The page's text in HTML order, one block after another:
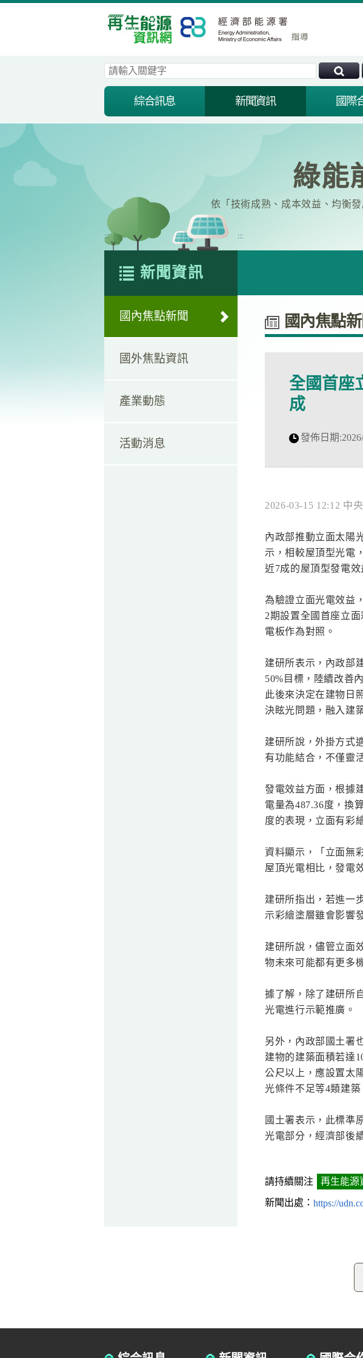
跳
綜合訊息 新聞資訊 國際
綠能
依「技術成熟、成本效益、均衡
:::
新聞資訊
國內焦點新聞
國外焦點資訊
產業動態
活動消息
:::
國內焦點
全國首座
成
發佈日期:
2026-03-15 12:12 中
內政部推動立面太陽
示，相較屋頂型光電
近7成的屋頂型發電效
為驗證立面光電效益
2期設置全國首座立
電板作為對照。
建研所表示，內政部
50%目標，陸續改善
此後來決定在建物日
決眩光問題，融入建
建研所說，外掛方式
有功能結合，不僅靈
發電效益方面，根據
電量為487.36度，換
度的表現，立面有彩
資料顯示，「立面無
屋頂光電相比，發電
建研所指出，若進一
示彩繪塗層雖會影響
建研所說，儘管立面
物未來可能都有更多
據了解，除了建研所
光電進行示範推廣。
另外，內政部國土署
建物的建築面積若達
公尺以上，應設置太
光條件不足等4類建
國土署表示，此標準
光電部分，經濟部後
請持續關注 再生能源
新聞出處： https://